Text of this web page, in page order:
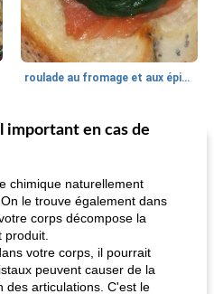
roulade au fromage et aux épinards
Viande et volaille
important en cas de
chimique naturellement
le trouve également dans
corps décompose la
votre corps, il pourrait
peuvent causer de la
des articulations. C'est le